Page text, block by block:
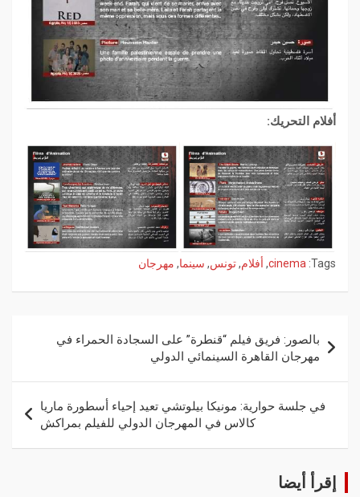
أفلام التحريك:
Tags:
cinema
, أفلام,تونس, سينما, مهرجان
بالصور: فريق فيلم “قنطرة” على السجادة الحمراء في
مهرجان القاهرة السينمائي الدولي
في جلسة حوارية: مونيكا بيلوتشي تعيد إحياء أسطورة ماريا
كالاس في المهرجان الدولي للفيلم بمراكش
إقرأ أيضا